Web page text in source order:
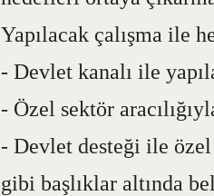
Yapılacak çalışma ile
- Devlet kanalı ile
- Özel sektör
- Devlet desteği ile özel
gibi başlıklar altında